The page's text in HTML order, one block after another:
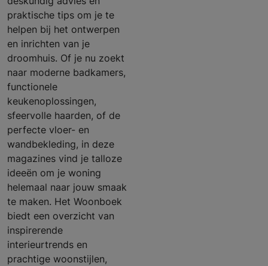
praktische tips om je te
helpen bij het ontwerpen
en inrichten van je
droomhuis. Of je nu zoekt
naar moderne badkamers,
functionele
keukenoplossingen,
sfeervolle haarden, of de
perfecte vloer- en
wandbekleding, in deze
magazines vind je talloze
ideeën om je woning
helemaal naar jouw smaak
te maken. Het Woonboek
biedt een overzicht van
inspirerende
interieurtrends en
prachtige woonstijlen,